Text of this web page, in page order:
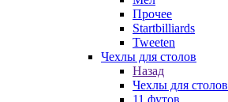
Прочее
Startbilliards
Tweeten
Чехлы для столов
Назад
Чехлы для столов
11 футов